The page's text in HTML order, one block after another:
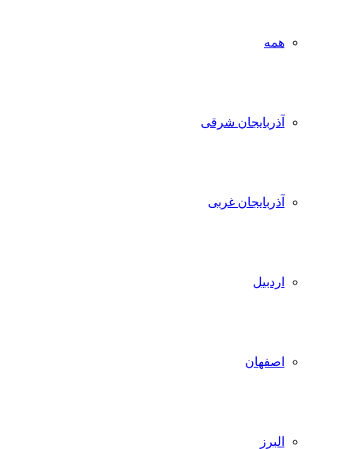
همه
آذربایجان شرقی
آذربایجان غربی
اردبیل
اصفهان
البرز